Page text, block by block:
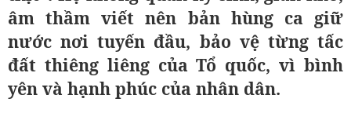
âm thầm viết nên bản hùng ca giữ
nước nơi tuyến đầu, bảo vệ từng tấc
đất thiêng liêng của Tổ quốc, vì bình
yên và hạnh phúc của nhân dân.